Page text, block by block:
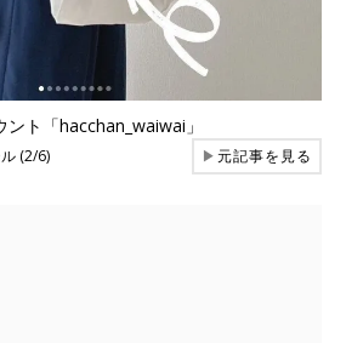
ト「hacchan_waiwai」
(2/6) ▶元記事を見る